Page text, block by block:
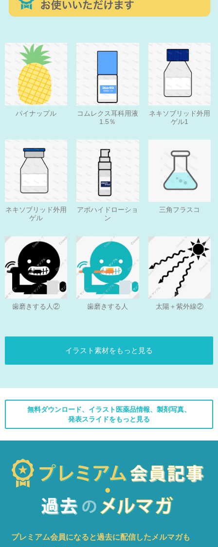
パイナップル
コムレクス耳科用液
1.5％
ネキソブリッド外用
ゲル1
ネキソブリッド外用
ゲル
アポハイドローショ
ン
三角フラスコ
歯磨きする人② 歯磨きする人 太陽＋紫外線②
イラスト素材をもっと見る
無料ダウンロード、イラスト医薬品情報、製剤写真、
発表スライドをもっと見る
プレミアム会員になると過去に配信したメルマガも